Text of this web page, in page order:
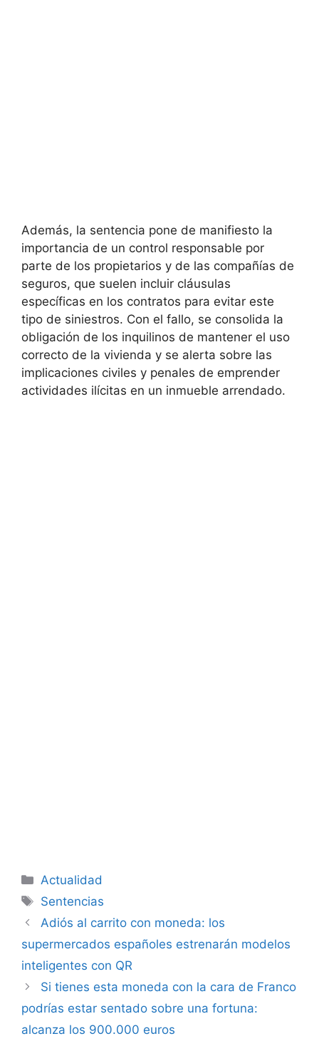
Además, la sentencia pone de manifiesto la
importancia de un control responsable por
parte de los propietarios y de las compañías de
seguros, que suelen incluir cláusulas
específicas en los contratos para evitar este
tipo de siniestros. Con el fallo, se consolida la
obligación de los inquilinos de mantener el uso
correcto de la vivienda y se alerta sobre las
implicaciones civiles y penales de emprender
actividades ilícitas en un inmueble arrendado.
Categorías
Actualidad
Etiquetas
Sentencias
Adiós al carrito con moneda: los
supermercados españoles estrenarán modelos
inteligentes con QR
Si tienes esta moneda con la cara de Franco
podrías estar sentado sobre una fortuna:
alcanza los 900.000 euros